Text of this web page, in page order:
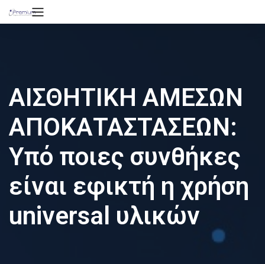
ΑΙΣΘΗΤΙΚΗ ΑΜΕΣΩΝ
ΑΠΟΚΑΤΑΣΤΑΣΕΩΝ:
Υπό ποιες συνθήκες
είναι εφικτή η χρήση
universal υλικών